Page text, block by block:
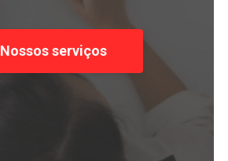
Nossos serviços